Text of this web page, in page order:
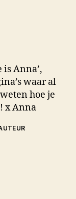
Anna’,
waar al
hoe je
x Anna